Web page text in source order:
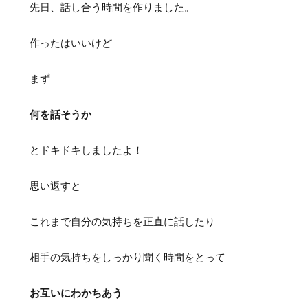
先日、話し合う時間を作りました。
作ったはいいけど
まず
何を話そうか
とドキドキしましたよ！
思い返すと
これまで自分の気持ちを正直に話したり
相手の気持ちをしっかり聞く時間をとって
お互いにわかちあう